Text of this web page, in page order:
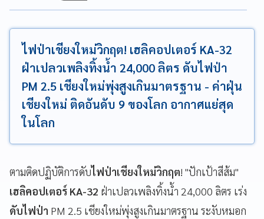
ไฟป่าเชียงใหม่วิกฤต! เฮลิคอปเตอร์ KA-32
ฝ่าเปลวเพลิงทิ้งน้ำ 24,000 ลิตร ดับไฟป่า
PM 2.5 เชียงใหม่พุ่งสูงเกินมาตรฐาน - ค่าฝุ่น
เชียงใหม่ ติดอันดับ 9 ของโลก อากาศแย่สุด
ในโลก
ตามติดปฏิบัติการดับไฟป่าเชียงใหม่วิกฤต! "ปักเป้าสีส้ม"
เฮลิคอปเตอร์ KA-32 ฝ่าเปลวเพลิงทิ้งน้ำ 24,000 ลิตร เร่ง
ดับไฟป่า PM 2.5 เชียงใหม่พุ่งสูงเกินมาตรฐาน ระงับหมอก